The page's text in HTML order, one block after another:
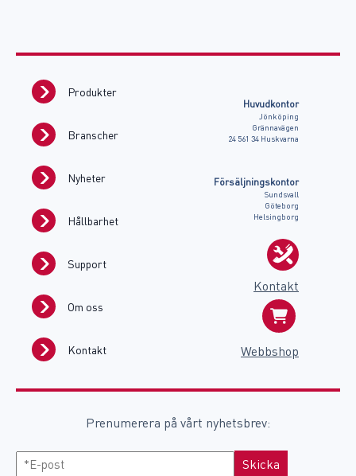
Produkter
Branscher
Nyheter
Hållbarhet
Support
Om oss
Kontakt
Huvudkontor
Jönköping
Grännavägen
24 561 34 Huskvarna
Försäljningskontor
Sundsvall
Göteborg
Helsingborg
Kontakt
Webbshop
Prenumerera på vårt nyhetsbrev:
E-
Skicka